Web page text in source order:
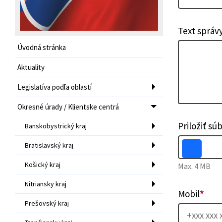
Úvodná stránka
Aktuality
Legislatíva podľa oblastí
Okresné úrady / Klientske centrá
Banskobystrický kraj
Bratislavský kraj
Košický kraj
Nitriansky kraj
Prešovský kraj
Text
Priložiť
Max. 4 MB
Mobil*